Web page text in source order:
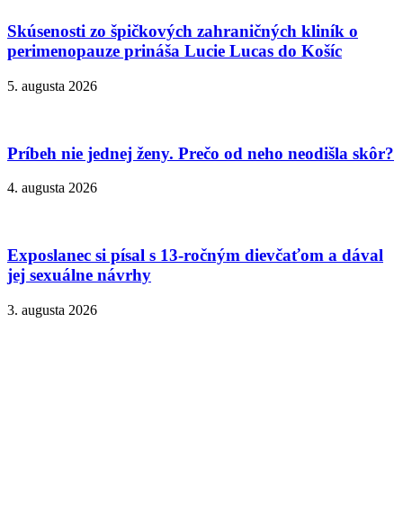
Skúsenosti zo špičkových zahraničných kliník o
perimenopauze prináša Lucie Lucas do Košíc
5. augusta 2026
Príbeh nie jednej ženy. Prečo od neho neodišla skôr?
4. augusta 2026
Exposlanec si písal s 13-ročným dievčaťom a dával
jej sexuálne návrhy
3. augusta 2026